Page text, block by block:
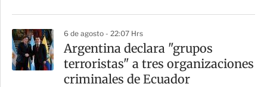
6 de agosto - 22:07 Hrs
Argentina declara "grupos
terroristas" a tres organizaciones
criminales de Ecuador